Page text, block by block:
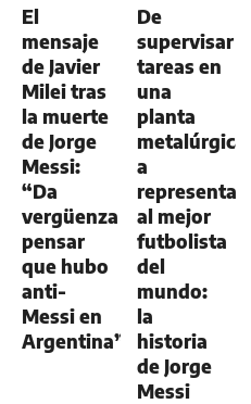
El
mensaje
de Javier
Milei tras
la muerte
de Jorge
Messi:
“Da
vergüenza
pensar
que hubo
anti-
Messi en
Argentina”
De
supervisar
tareas en
una
planta
metalúrgica
a
representar
al mejor
futbolista
del
mundo:
la
historia
de Jorge
Messi